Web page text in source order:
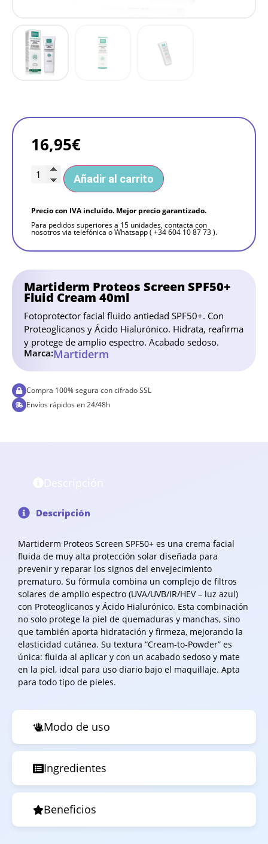
Martiderm Proteos Screen SPF50+
Fluid Cream 40ml
Fotoprotector facial fluido antiedad SPF50+. Con
Proteoglicanos y Ácido Hialurónico. Hidrata, reafirma
y protege de amplio espectro. Acabado sedoso.
Marca:Martiderm
16,95€
Añadir al carrito
Precio con IVA incluído. Mejor precio garantizado.
Para pedidos superiores a 15 unidades, contacta con
nosotros via telefónica o Whatsapp ( +34 604 10 87 73 ).
Compra 100% segura con cifrado SSL
Envíos rápidos en 24/48h
Modo de uso
Ingredientes
Beneficios
Descripción
Martiderm Proteos Screen SPF50+ es una crema facial
fluida de muy alta protección solar diseñada para
prevenir y reparar los signos del envejecimiento
prematuro. Su fórmula combina un complejo de filtros
solares de amplio espectro (UVA/UVB/IR/HEV – luz azul)
con Proteoglicanos y Ácido Hialurónico. Esta combinación
no solo protege la piel de quemaduras y manchas, sino
que también aporta hidratación y firmeza, mejorando la
elasticidad cutánea. Su textura “Cream-to-Powder” es
única: fluida al aplicar y con un acabado sedoso y mate
en la piel, ideal para uso diario bajo el maquillaje. Apta
para todo tipo de pieles.